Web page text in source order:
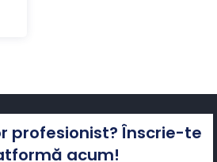
profesionist? Înscrie-te
acum!